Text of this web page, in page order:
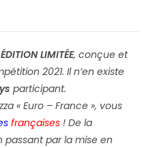
ÉDITION LIMITÉE, conçue et
2021. Il n’en existe
participant.
« Euro – France », vous
françaises ! De la
par la mise en